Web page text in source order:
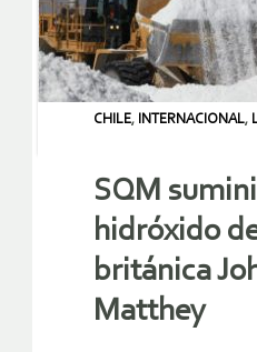
CHILE, INTERNACIONAL,
SQM
hidróxido
británica
Matthey